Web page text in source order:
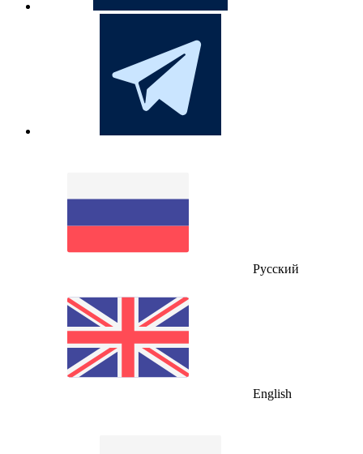
Русский
English